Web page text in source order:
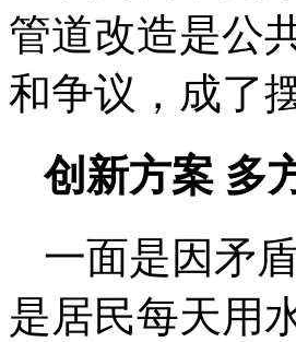
管道改造是公
和争议，成了
创新方案 多
一面是因矛
是居民每天用